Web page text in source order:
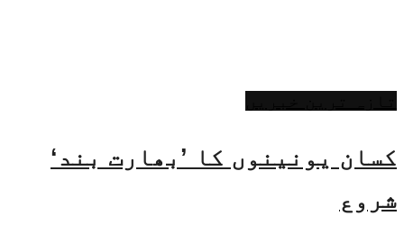
کسان یونینوں کا ’بھارت بند‘
شروع